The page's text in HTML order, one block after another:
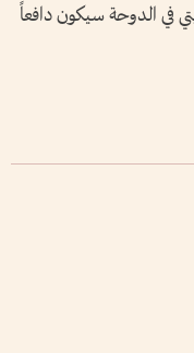
في الدوحة سيكون دافعاً